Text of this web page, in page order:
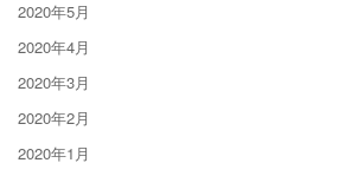
2020年5月
2020年4月
2020年3月
2020年2月
2020年1月